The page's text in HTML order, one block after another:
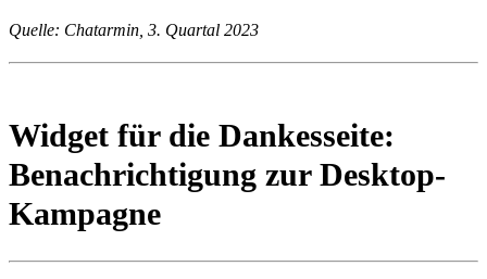
Quelle: Chatarmin, 3. Quartal 2023
Widget für die Dankesseite:
Benachrichtigung zur Desktop-
Kampagne